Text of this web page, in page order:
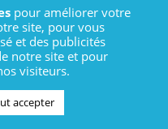
pour améliorer votre
site, pour vous
et des publicités
notre site et pour
visiteurs.
accepter